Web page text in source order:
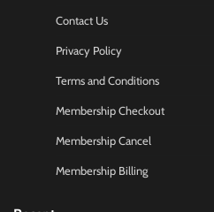
Contact Us
Privacy Policy
Terms and Conditions
Membership Checkout
Membership Cancel
Membership Billing